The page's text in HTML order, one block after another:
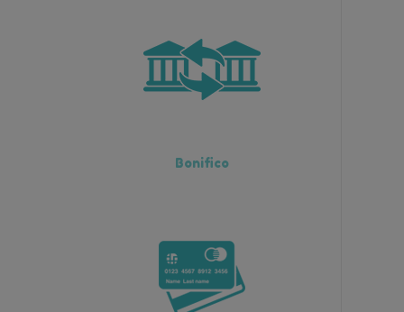
Bonifico